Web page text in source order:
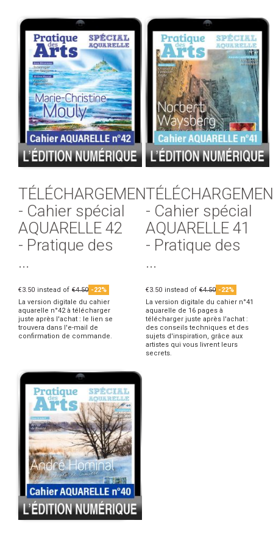
TÉLÉCHARGEMENT
- Cahier spécial
AQUARELLE 42
- Pratique des
...
€3.50 instead of €4.50 -22%
La version digitale du cahier
aquarelle n°42 à télécharger
juste après l'achat : le lien se
trouvera dans l'e-mail de
confirmation de commande.
- Cahier spécial
AQUARELLE 41
- Pratique des
...
€3.50 instead of €4.50 -22%
La version digitale du cahier n°41
aquarelle de 16 pages à
télécharger juste après l'achat :
des conseils techniques et des
sujets d'inspiration, grâce aux
artistes qui vous livrent leurs
secrets.